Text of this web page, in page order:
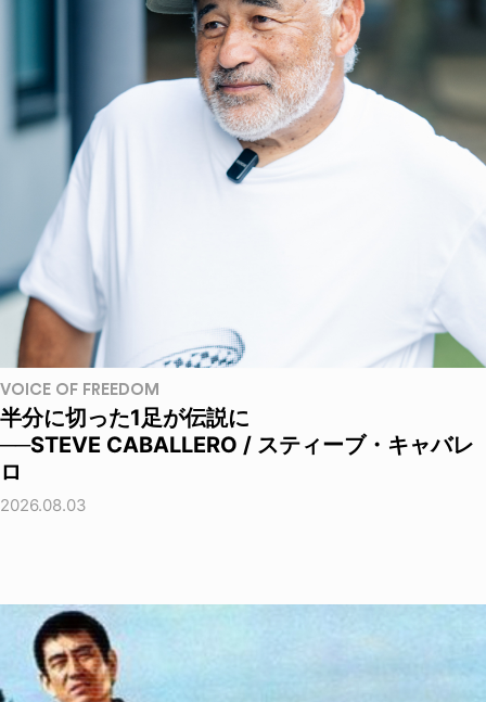
VOICE OF FREEDOM
半分に切った1足が伝説に
──STEVE CABALLERO / スティーブ・キャバレ
ロ
2026.08.03